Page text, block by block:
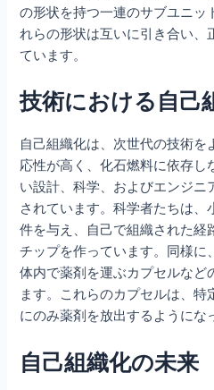
の形状を持つ一連のサブユニッ
れらの形状は互いに引き合い、
ています。
技術における自己
自己組織化は、次世代の技術を
応性が高く、化石燃料に依存し
い設計、科学、およびエンジニ
されています。科学者たちは、
件を与え、自己で組織された経
チップを作っています。同様に
体内で薬剤を運ぶカプセルなど
ます。これらのカプセルは、特
にのみ薬剤を放出するようにな
自己組織化の未来